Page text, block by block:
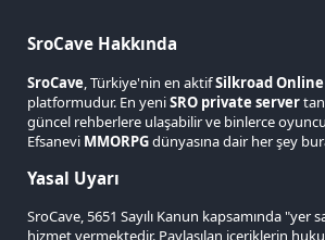
SroCave Hakkında
SroCave , Türkiye'nin en aktifSilkroad
platformudur. En yeniSRO private server
güncel rehberlere ulaşabilir ve binlerce
Efsanevi MMORPGdünyasına dair her şey
Yasal Uyarı
SroCave, 5651 Sayılı Kanun kapsamında "yer
hizmet vermektedir. Paylaşılan içeriklerin